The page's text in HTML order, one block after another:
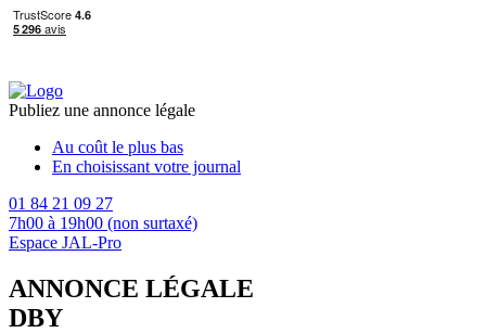
Publiez une annonce légale
Au coût le plus bas
En choisissant votre journal
01 84 21 09 27
7h00 à 19h00 (non surtaxé)
Espace JAL-Pro
ANNONCE LÉGALE
DBY